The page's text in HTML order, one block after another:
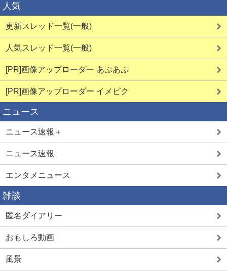
人気
更新スレッド一覧(一般)
人気スレッド一覧(一般)
[PR]画像アップローダー あぷあぷ
[PR]画像アップローダー イメピク
ニュース
ニュース速報＋
ニュース速報
エンタメニュース
雑談
匿名ダイアリー
おもしろ動画
風景